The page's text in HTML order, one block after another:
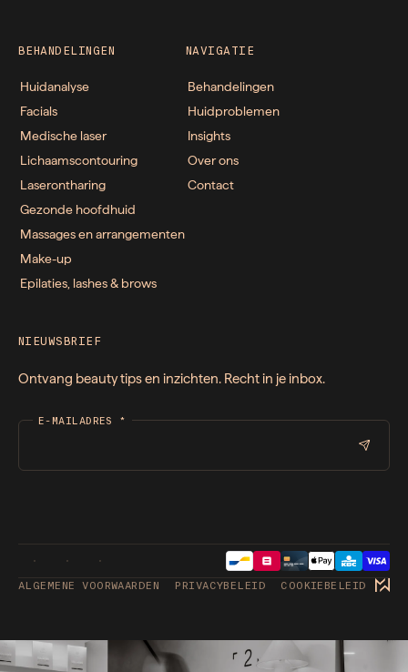
BEHANDELINGEN
Huidanalyse
Facials
Medische laser
Lichaamscontouring
Laserontharing
Gezonde hoofdhuid
Massages en arrangementen
Make-up
Epilaties, lashes & brows
NAVIGATIE
Behandelingen
Huidproblemen
Insights
Over ons
Contact
NIEUWSBRIEF
Ontvang beauty tips en inzichten. Recht in je inbox.
E-MAILADRES *
ALGEMENE VOORWAARDEN PRIVACYBELEID COOKIEBELEID